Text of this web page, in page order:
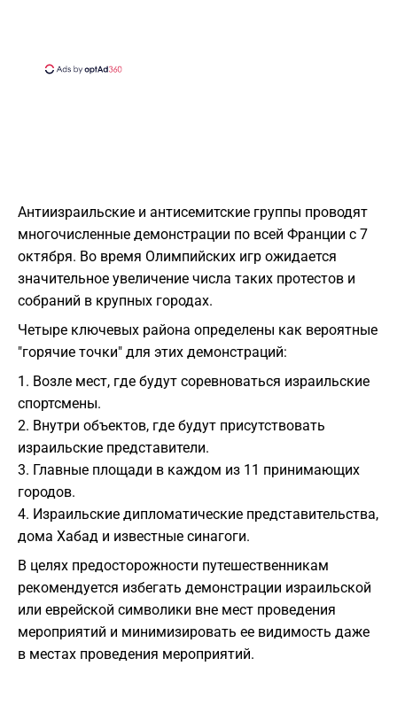
Антиизраильские и антисемитские группы проводят
многочисленные демонстрации по всей Франции с 7
октября. Во время Олимпийских игр ожидается
значительное увеличение числа таких протестов и
собраний в крупных городах.
Четыре ключевых района определены как вероятные
"горячие точки" для этих демонстраций:
1. Возле мест, где будут соревноваться израильские
спортсмены.
2. Внутри объектов, где будут присутствовать
израильские представители.
3. Главные площади в каждом из 11 принимающих
городов.
4. Израильские дипломатические представительства,
дома Хабад и известные синагоги.
В целях предосторожности путешественникам
рекомендуется избегать демонстрации израильской
или еврейской символики вне мест проведения
мероприятий и минимизировать ее видимость даже
в местах проведения мероприятий.